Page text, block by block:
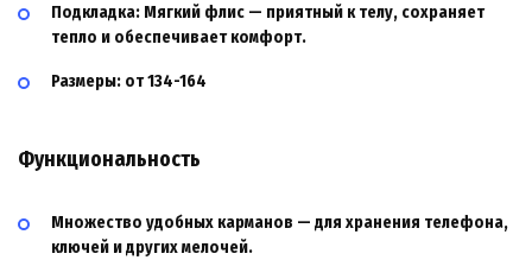
Подкладка: Мягкий флис — приятный к телу, сохраняет
тепло и обеспечивает комфорт.
Размеры: от 134-164
Функциональность
Множество удобных карманов — для хранения телефона,
ключей и других мелочей.